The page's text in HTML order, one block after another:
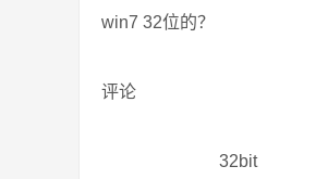
win7 32位的？
评论
32bit